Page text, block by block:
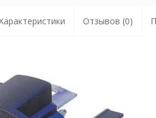
Отзывов (0)